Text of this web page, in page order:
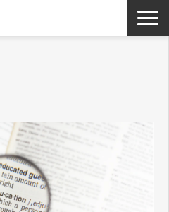
入事例
るご質問